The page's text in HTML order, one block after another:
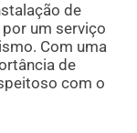
de
um serviço
Com uma
de
com o